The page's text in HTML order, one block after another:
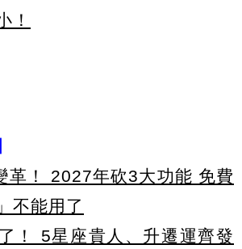
！
革！ 2027年砍3大功能 免費
不能用了
！ 5星座貴人、升遷運齊發